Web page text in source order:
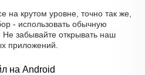
на крутом уровне, точно так же,
- использовать обычную
забывайте открывать наш
приложений.
на Android